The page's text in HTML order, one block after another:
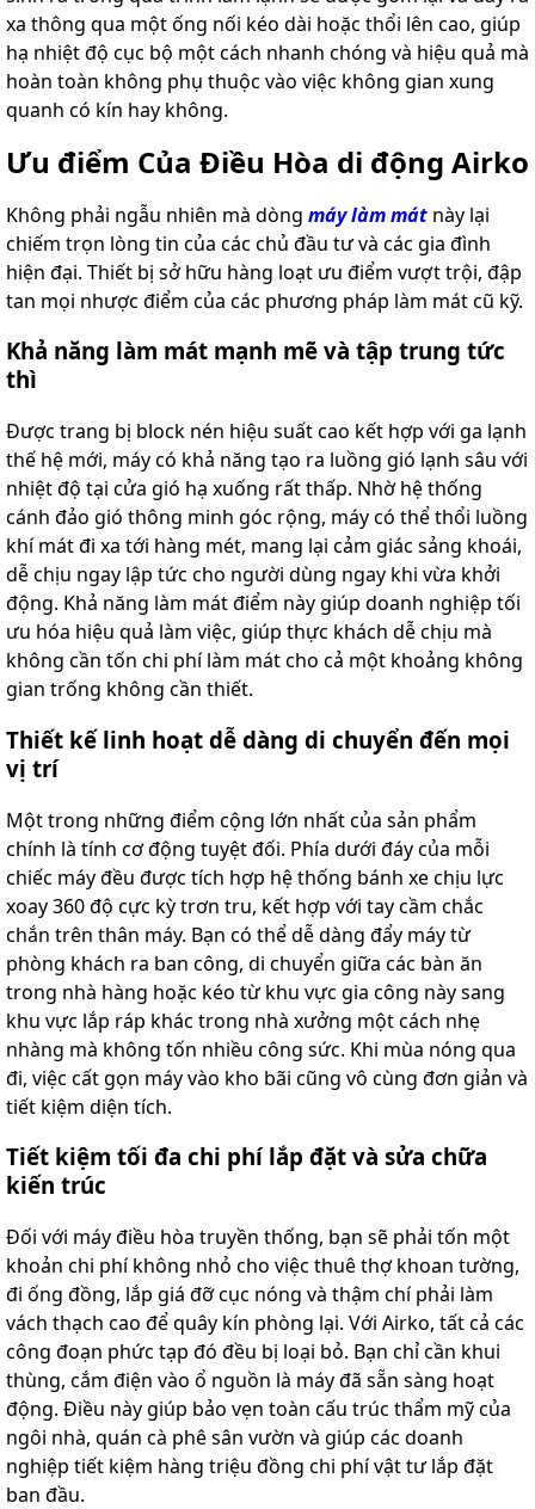
xa thông qua một ống nối kéo dài hoặc thổi lên cao, giúp
hạ nhiệt độ cục bộ một cách nhanh chóng và hiệu quả mà
hoàn toàn không phụ thuộc vào việc không gian xung
quanh có kín hay không.
Ưu điểm Của Điều Hòa di động Airko
Không phải ngẫu nhiên mà dòng máy làm mát này lại
chiếm trọn lòng tin của các chủ đầu tư và các gia đình
hiện đại. Thiết bị sở hữu hàng loạt ưu điểm vượt trội, đập
tan mọi nhược điểm của các phương pháp làm mát cũ kỹ.
Khả năng làm mát mạnh mẽ và tập trung tức
thì
Được trang bị block nén hiệu suất cao kết hợp với ga lạnh
thế hệ mới, máy có khả năng tạo ra luồng gió lạnh sâu với
nhiệt độ tại cửa gió hạ xuống rất thấp. Nhờ hệ thống
cánh đảo gió thông minh góc rộng, máy có thể thổi luồng
khí mát đi xa tới hàng mét, mang lại cảm giác sảng khoái,
dễ chịu ngay lập tức cho người dùng ngay khi vừa khởi
động. Khả năng làm mát điểm này giúp doanh nghiệp tối
ưu hóa hiệu quả làm việc, giúp thực khách dễ chịu mà
không cần tốn chi phí làm mát cho cả một khoảng không
gian trống không cần thiết.
Thiết kế linh hoạt dễ dàng di chuyển đến mọi
vị trí
Một trong những điểm cộng lớn nhất của sản phẩm
chính là tính cơ động tuyệt đối. Phía dưới đáy của mỗi
chiếc máy đều được tích hợp hệ thống bánh xe chịu lực
xoay 360 độ cực kỳ trơn tru, kết hợp với tay cầm chắc
chắn trên thân máy. Bạn có thể dễ dàng đẩy máy từ
phòng khách ra ban công, di chuyển giữa các bàn ăn
trong nhà hàng hoặc kéo từ khu vực gia công này sang
khu vực lắp ráp khác trong nhà xưởng một cách nhẹ
nhàng mà không tốn nhiều công sức. Khi mùa nóng qua
đi, việc cất gọn máy vào kho bãi cũng vô cùng đơn giản và
tiết kiệm diện tích.
Tiết kiệm tối đa chi phí lắp đặt và sửa chữa
kiến trúc
Đối với máy điều hòa truyền thống, bạn sẽ phải tốn một
khoản chi phí không nhỏ cho việc thuê thợ khoan tường,
đi ống đồng, lắp giá đỡ cục nóng và thậm chí phải làm
vách thạch cao để quây kín phòng lại. Với Airko, tất cả các
công đoạn phức tạp đó đều bị loại bỏ. Bạn chỉ cần khui
thùng, cắm điện vào ổ nguồn là máy đã sẵn sàng hoạt
động. Điều này giúp bảo vẹn toàn cấu trúc thẩm mỹ của
ngôi nhà, quán cà phê sân vườn và giúp các doanh
nghiệp tiết kiệm hàng triệu đồng chi phí vật tư lắp đặt
ban đầu.